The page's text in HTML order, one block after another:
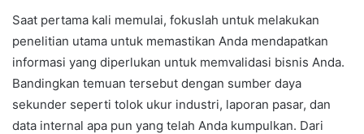
Saat pertama kali memulai, fokuslah untuk melakukan
penelitian utama untuk memastikan Anda mendapatkan
informasi yang diperlukan untuk memvalidasi bisnis Anda.
Bandingkan temuan tersebut dengan sumber daya
sekunder seperti tolok ukur industri, laporan pasar, dan
data internal apa pun yang telah Anda kumpulkan. Dari